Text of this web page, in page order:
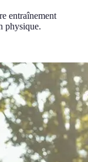
entraînement
physique.